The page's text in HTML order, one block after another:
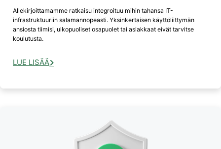
Allekirjoittamamme ratkaisu integroituu mihin tahansa IT-
infrastruktuuriin salamannopeasti. Yksinkertaisen käyttöliittymän
ansiosta tiimisi, ulkopuoliset osapuolet tai asiakkaat eivät tarvitse
koulutusta.
LUE LISÄÄ